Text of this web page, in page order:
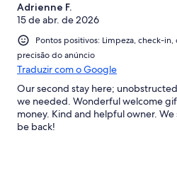
Adrienne F.
15 de abr. de 2026
Pontos positivos: Limpeza, check-
precisão do anúncio
Traduzir com o Google
Our second stay here;
we needed. Wonderful welcome
money. Kind and helpful owner.
be back!